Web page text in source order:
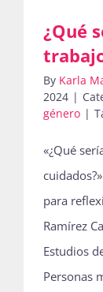
¿Qué
By Karla
2024 |
género |
«¿Qué
para
Ramírez
Estudios
Personas